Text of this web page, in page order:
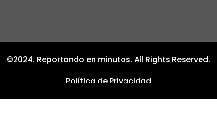
©2024. Reportando en minutos. All Rights Reserved.
Política de Privacidad